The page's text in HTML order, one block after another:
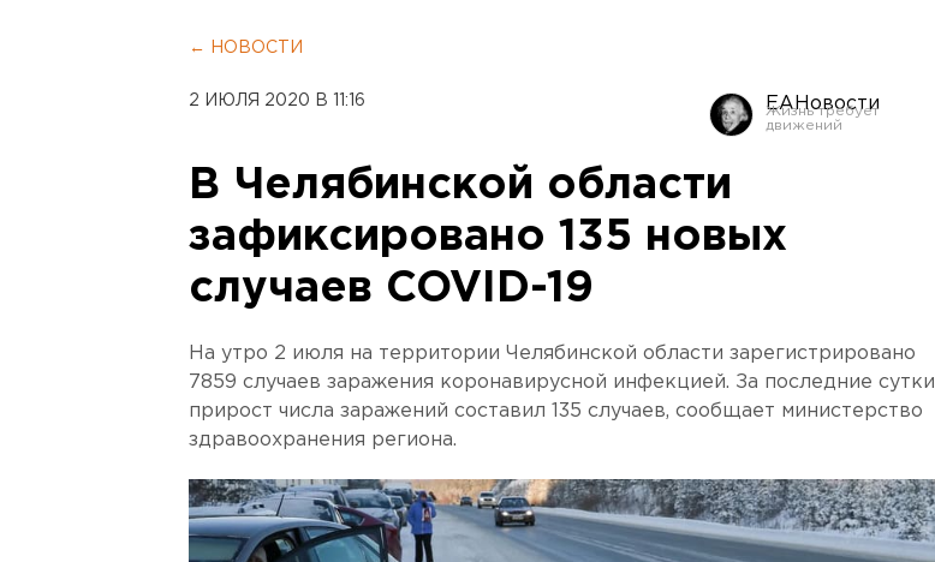
← НОВОСТИ
2 ИЮЛЯ 2020 В 11:16 ЕАНовости
В Челябинской области
зафиксировано 135 новых
случаев COVID-19
На утро 2 июля на территории Челябинской области зарегистрировано
7859 случаев заражения коронавирусной инфекцией. За последние сутки
прирост числа заражений составил 135 случаев, сообщает министерство
здравоохранения региона.